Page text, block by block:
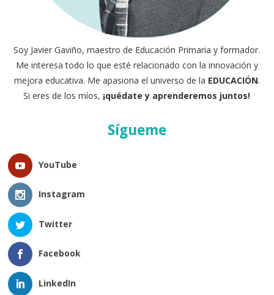
Soy Javier Gaviño, maestro de Educación Primaria y formador.
Me interesa todo lo que esté relacionado con la innovación y
mejora educativa. Me apasiona el universo de la EDUCACIÓN.
Si eres de los míos, ¡quédate y aprenderemos juntos!
Sígueme
YouTube
Instagram
Twitter
Facebook
LinkedIn